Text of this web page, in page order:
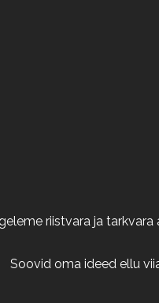
riistvara ja
Soovid oma ideed ellu